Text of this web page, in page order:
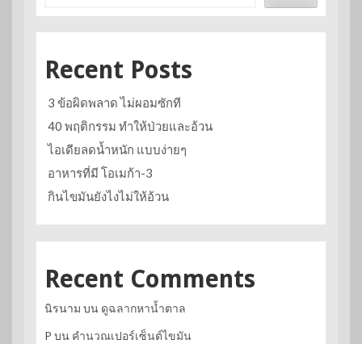
Recent Posts
3 ข้อผิดพลาด ไม่ผอมซักที
40 พฤติกรรม ทำให้ป่วยและอ้วน
ไอเดียลดน้ำหนัก แบบง่ายๆ
อาหารที่มี โอเมก้า-3
กินไขมันยังไงไม่ให้อ้วน
Recent Comments
นิรนาม บน ดูฉลากหาน้ำตาล
P บน คำนวณเปอร์เซ็นต์ไขมัน